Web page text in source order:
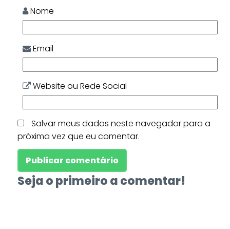
Nome
Email
Website ou Rede Social
Salvar meus dados neste navegador para a
próxima vez que eu comentar.
Seja o primeiro a comentar!